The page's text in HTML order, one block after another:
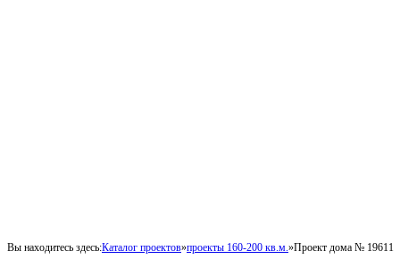
Вы находитесь здесь:Каталог проектов»проекты 160-200 кв.м. »Проект дома № 19611